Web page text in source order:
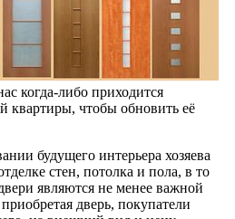
когда-либо приходится
квартиры, чтобы обновить её
будущего интерьера хозяева
стен, потолка и пола, в то
являются не менее важной
дверь, покупатели